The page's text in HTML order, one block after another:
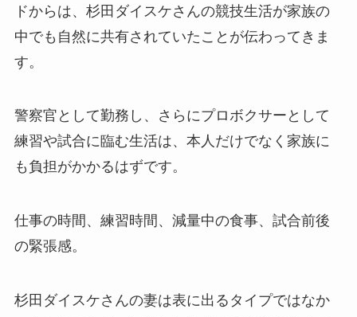
ドからは、杉田ダイスケさんの競技生活が家族の
中でも自然に共有されていたことが伝わってきま
す。
警察官として勤務し、さらにプロボクサーとして
練習や試合に臨む生活は、本人だけでなく家族に
も負担がかかるはずです。
仕事の時間、練習時間、減量中の食事、試合前後
の緊張感。
杉田ダイスケさんの妻は表に出るタイプではなか